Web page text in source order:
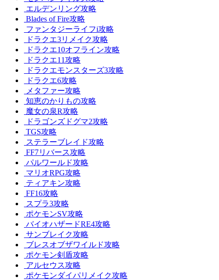
エルデンリング攻略
Blades of Fire攻略
ファンタジーライフi攻略
ドラクエ3リメイク攻略
ドラクエ10オフライン攻略
ドラクエ11攻略
ドラクエモンスターズ3攻略
ドラクエ6攻略
メタファー攻略
知恵のかりもの攻略
魔女の泉R攻略
ドラゴンズドグマ2攻略
TGS攻略
ステラーブレイド攻略
FF7リバース攻略
パルワールド攻略
マリオRPG攻略
ティアキン攻略
FF16攻略
スプラ3攻略
ポケモンSV攻略
バイオハザードRE4攻略
サンブレイク攻略
ブレスオブザワイルド攻略
ポケモン剣盾攻略
アルセウス攻略
ポケモンダイパリメイク攻略